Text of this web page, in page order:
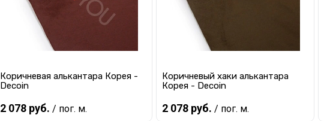
Коричневая алькантара Корея -
Decoin
2 078 руб. / пог. м.
Коричневый хаки алькантара
Корея - Decoin
2 078 руб. / пог. м.